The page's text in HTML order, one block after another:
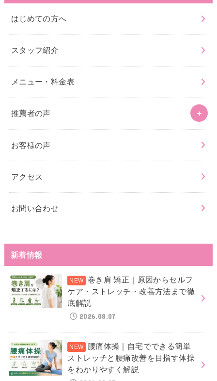
はじめての方へ
スタッフ紹介
メニュー・料金表
推薦者の声
お客様の声
アクセス
お問い合わせ
新着情報
巻き肩 矯正｜原因からセルフ
ケア・ストレッチ・改善方法まで徹
底解説
2026.08.07
腰痛体操｜自宅でできる簡単
ストレッチと腰痛改善を目指す体操
をわかりやすく解説